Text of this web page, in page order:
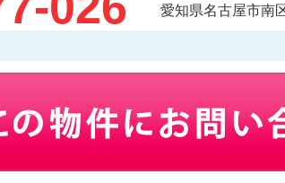
愛知県名古屋市南